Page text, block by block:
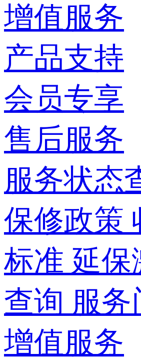
增值服务
产品支持
会员专享
售后服务
服务状态
保修政策
标准 延保
查询 服务
增值服务